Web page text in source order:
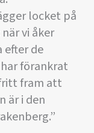
locket på
vi åker
efter de
förankrat
fram att
är i den